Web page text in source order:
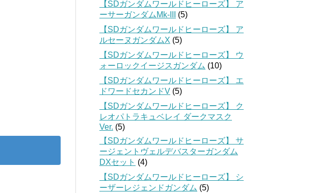
【SDガンダムワールドヒーローズ】 ア
ーサーガンダムMk-III
(5)
【SDガンダムワールドヒーローズ】 ア
ルセーヌガンダムX (5)
【SDガンダムワールドヒーローズ】 ウ
ォーロックイージスガンダム (10)
【SDガンダムワールドヒーローズ】 エ
ドワードセカンドV (5)
【SDガンダムワールドヒーローズ】 ク
レオパトラキュベレイ ダークマスク
Ver. (5)
【SDガンダムワールドヒーローズ】 サ
ージェントヴェルデバスターガンダム
DXセット (4)
【SDガンダムワールドヒーローズ】 シ
ーザーレジェンドガンダム (5)